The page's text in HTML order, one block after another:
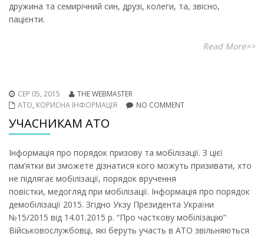
дружина та семирічний син, друзі, колеги, та, звісно,
пацієнти.
Read More>>
СЕР 05, 2015
THE WEBMASTER
АТО, КОРИСНА ІНФОРМАЦІЯ NO COMMENT
УЧАСНИКАМ АТО
Інформація про порядок призову та мобілізації. З цієї
пам’ятки ви зможете дізнатися кого можуть призивати, хто
не підлягає мобілізації, порядок вручення
повістки, медогляд при мобілізації. Інформація про порядок
демобілізації 2015. Згідно Укзу Президента України
№15/2015 від 14.01.2015 р. “Про часткову мобілізацію”
Військовослужбовці, які беруть участь в АТО звільняються